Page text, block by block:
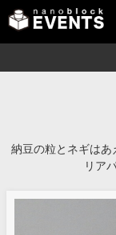
納豆の粒とネギはあ
リア